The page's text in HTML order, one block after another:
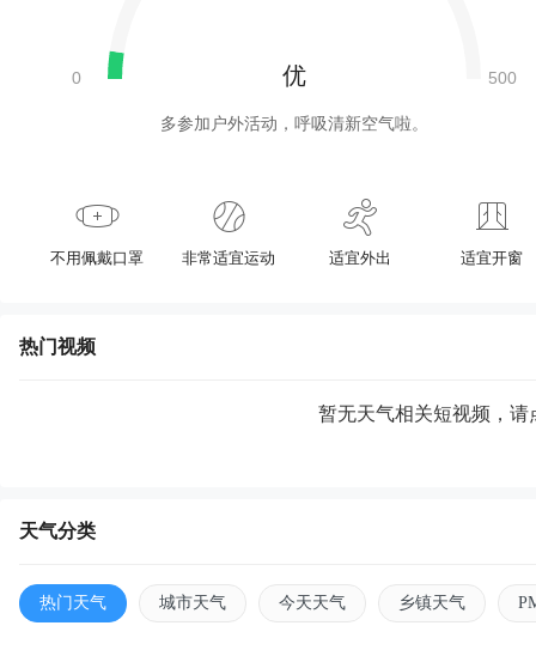
优
多参加户外活动，呼吸清新空气啦。
不用佩戴口罩 非常适宜运动 适宜外出 适宜开窗
热门视频
暂无天气相关短视频，请
天气分类
热门天气 城市天气 今天天气 乡镇天气